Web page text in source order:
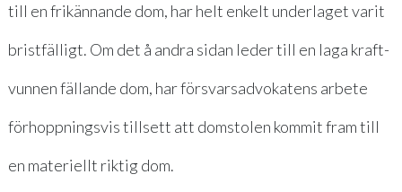
till en frikännande dom, har helt enkelt underlaget varit
bristfälligt. Om det å andra sidan leder till en laga kraft-
vunnen fällande dom, har försvarsadvokatens arbete
förhoppningsvis tillsett att domstolen kommit fram till
en materiellt riktig dom.